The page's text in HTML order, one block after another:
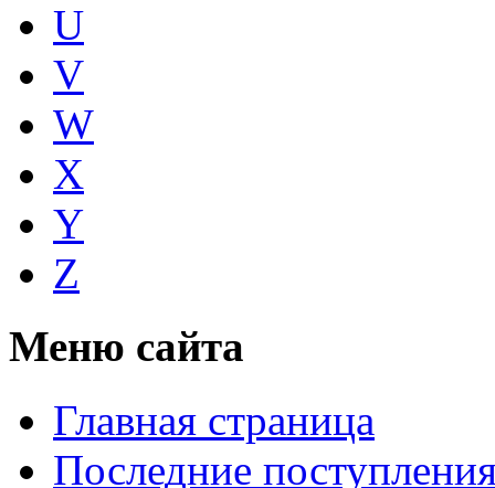
U
V
W
X
Y
Z
Меню сайта
Главная страница
Последние